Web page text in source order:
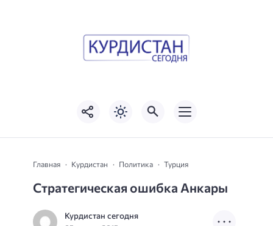
Главная Курдистан Политика Турция
Стратегическая ошибка Анкары
Курдистан сегодня